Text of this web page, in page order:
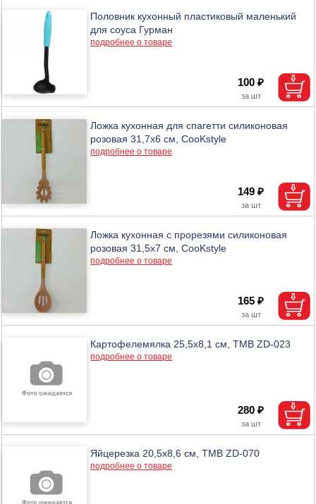
Половник кухонный пластиковый маленький
для соуса Гурман
подробнее о товаре
100 ₽
Ложка кухонная для спагетти силиконовая
розовая 31,7х6 см, CooKstyle
подробнее о товаре
149 ₽
Ложка кухонная с прорезями силиконовая
розовая 31,5х7 см, CooKstyle
подробнее о товаре
165 ₽
Картофелемялка 25,5х8,1 см, ТМВ ZD-023
подробнее о товаре
280 ₽
Яйцерезка 20,5х8,6 см, ТМВ ZD-070
подробнее о товаре